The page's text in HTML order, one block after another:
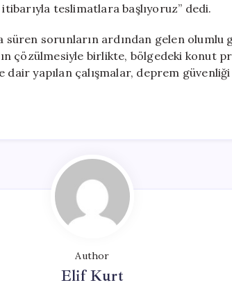
teslimatlara başlıyoruz” dedi.
süren sorunların ardından gelen olumlu
çözülmesiyle birlikte, bölgedeki konut
yapılan çalışmalar, deprem güvenliği
Author
Elif Kurt